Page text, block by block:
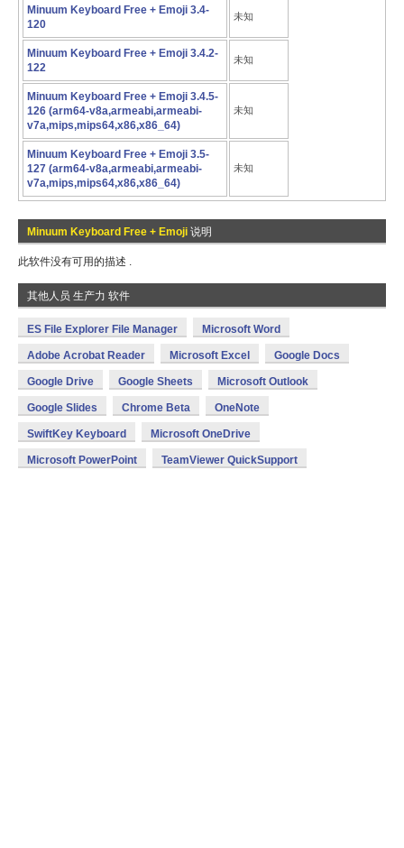
Minuum Keyboard Free + Emoji 3.4-
120
未知
Minuum Keyboard Free + Emoji 3.4.2-
122
未知
Minuum Keyboard Free + Emoji 3.4.5-
126 (arm64-v8a,armeabi,armeabi-
v7a,mips,mips64,x86,x86_64)
未知
Minuum Keyboard Free + Emoji 3.5-
127 (arm64-v8a,armeabi,armeabi-
v7a,mips,mips64,x86,x86_64)
未知
Minuum Keyboard Free + Emoji 说明
此软件没有可用的描述 .
其他人员 生产力 软件
ES File Explorer File Manager Microsoft Word
Adobe Acrobat Reader Microsoft Excel Google Docs
Google Drive Google Sheets Microsoft Outlook
Google Slides Chrome Beta OneNote
SwiftKey Keyboard Microsoft OneDrive
Microsoft PowerPoint TeamViewer QuickSupport